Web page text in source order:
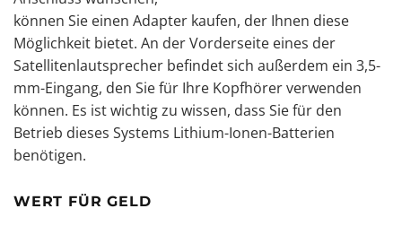
können Sie einen Adapter kaufen, der Ihnen diese
Möglichkeit bietet. An der Vorderseite eines der
Satellitenlautsprecher befindet sich außerdem ein 3,5-
mm-Eingang, den Sie für Ihre Kopfhörer verwenden
können. Es ist wichtig zu wissen, dass Sie für den
Betrieb dieses Systems Lithium-Ionen-Batterien
benötigen.
WERT FÜR GELD